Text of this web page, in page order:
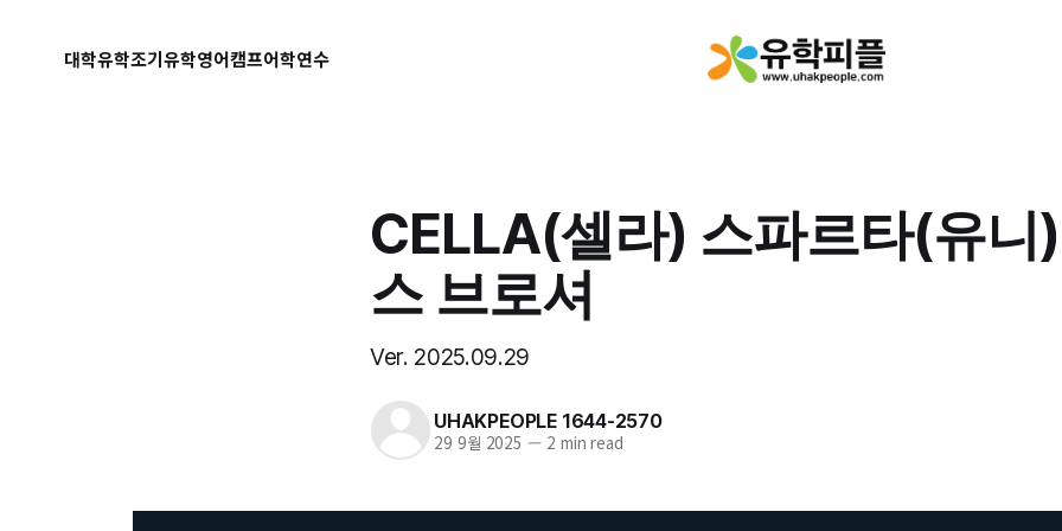
대학유학조기유학영어캠프어학연수
CELLA(셀라) 스파르타(유니
스 브로셔
Ver. 2025.09.29
UHAKPEOPLE 1644-2570
29 9월 2025 — 2 min read